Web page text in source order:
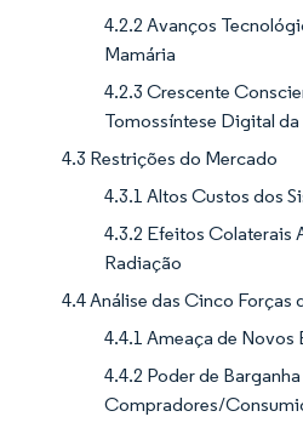
4.2.2 Avanços
Mamária
4.2.3 Crescente
Tomossíntese Digital
4.3 Restrições do Mercado
4.3.1 Altos Custos dos
4.3.2 Efeitos Colaterais
Radiação
4.4 Análise das Cinco Forças
4.4.1 Ameaça de Novos
4.4.2 Poder de
Compradores/